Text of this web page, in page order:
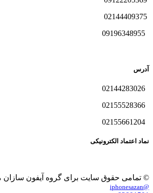
آدرس
نماد اعتماد الکترونیکی
© تمامی حقوق سایت برای گروه آیفون
@iphonesazan